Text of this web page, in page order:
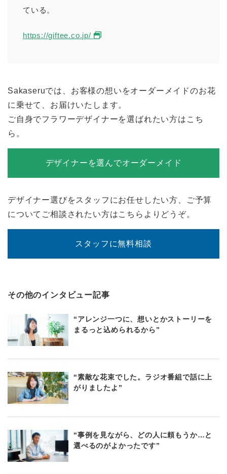
ている。
https://giftee.co.jp/
Sakaseruでは、お客様の想いをオーダーメイドのお花
に乗せて、お届けいたします。
ご自身でフラワーデザイナーを選ばれたい方はこち
ら。
デザイナーを選んでオーダーメイド
デザイナー選びをスタッフにお任せしたい方、ご予算
についてご相談されたい方はこちらよりどうぞ。
スタッフに無料相談
その他のインタビュー記事
“アレンジ一つに、想いとかストーリーを
まるっと込められるから”
“素敵な花束でした。ラジオ番組で話に上
がりましたよ”
“事例を見ながら、どの人に頼もうか…と
選べるのがよかったです”